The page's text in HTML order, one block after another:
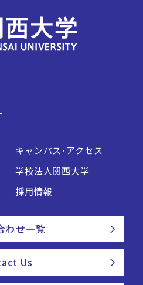
キャンパス・アクセス
学校法人関西大学
採用情報
わせ一覧
Us